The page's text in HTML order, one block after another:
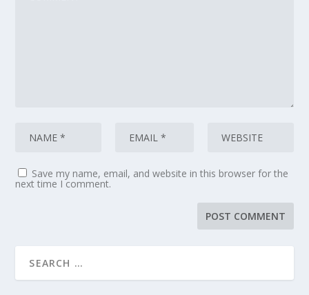
Save my name, email, and website in this browser for the
next time I comment.